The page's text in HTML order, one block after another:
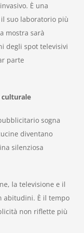
È una
il suo laboratorio più
mostra sarà
degli spot televisivi
parte
culturale
sogna
diventano
silenziosa
la televisione e il
abitudini. È il tempo
non riflette più